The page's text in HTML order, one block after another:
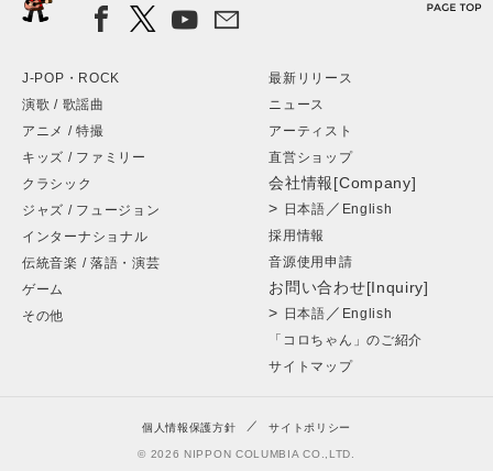
J-POP・ROCK
演歌 / 歌謡曲
アニメ / 特撮
キッズ / ファミリー
クラシック
ジャズ / フュージョン
インターナショナル
伝統音楽 / 落語・演芸
ゲーム
その他
最新リリース
ニュース
アーティスト
直営ショップ
会社情報[Company]
> 日本語 ／ English
採用情報
音源使用申請
お問い合わせ[Inquiry]
> 日本語 ／ English
「コロちゃん」のご紹介
サイトマップ
個人情報保護方針 サイトポリシー
© 2026 NIPPON COLUMBIA CO.,LTD.